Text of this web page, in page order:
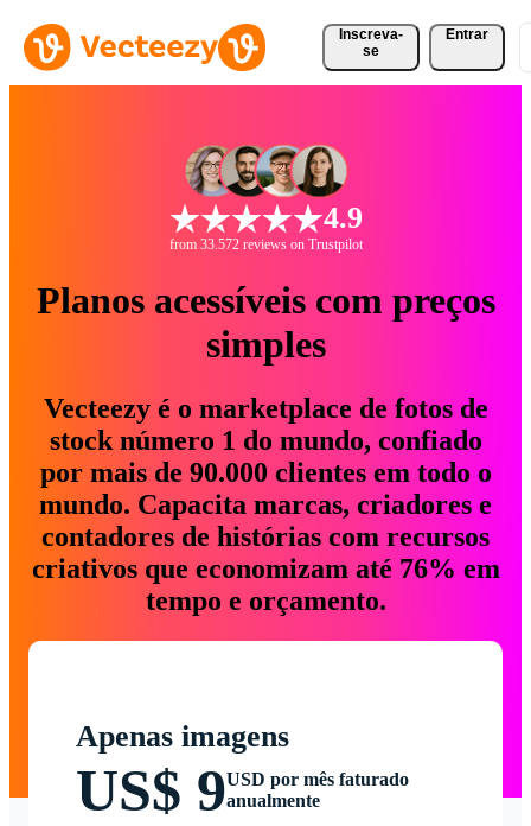
Inscreva-
se
Entrar
4.9
from 33.572 reviews on Trustpilot
Planos acessíveis com preços
simples
Vecteezy é o marketplace de fotos de
stock número 1 do mundo, confiado
por mais de 90.000 clientes em todo o
mundo. Capacita marcas, criadores e
contadores de histórias com recursos
criativos que economizam até 76% em
tempo e orçamento.
Apenas imagens
US$ 9USD por mês faturado
anualmente